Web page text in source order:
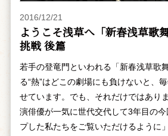
2016/12/21
ようこそ浅草へ「新春浅草歌
挑戦 後篇
若手の登竜門といわれる「新春浅草歌
る“熱”はどこの劇場にも負けないと、
せています。でも、それだけではあり
演俳優が一気に世代交代して3年目の
プした私たちをご覧いただけるように